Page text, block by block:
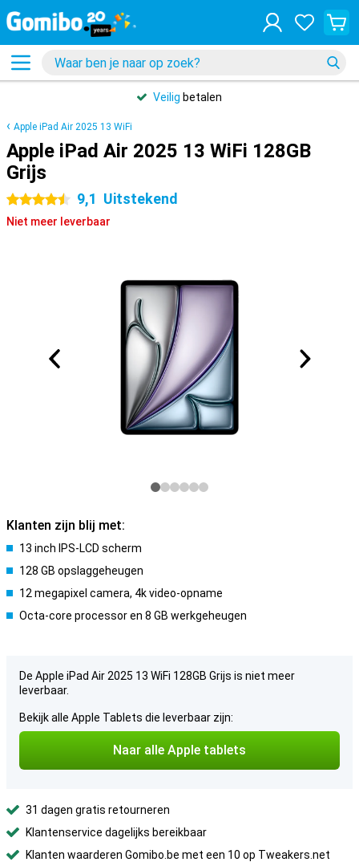
Veilig betalen
Apple iPad Air 2025 13 WiFi
Apple iPad Air 2025 13 WiFi 128GB
Grijs
4.5 sterren 9,1 Uitstekend
Niet meer leverbaar
Klanten zijn blij met:
13 inch IPS-LCD scherm
128 GB opslaggeheugen
12 megapixel camera, 4k video-opname
Octa-core processor en 8 GB werkgeheugen
De Apple iPad Air 2025 13 WiFi 128GB Grijs is niet meer
leverbaar.
Bekijk alle Apple Tablets die leverbaar zijn:
Naar alle Apple tablets
31 dagen gratis retourneren
Klantenservice dagelijks bereikbaar
Klanten waarderen Gomibo.be met een 10 op Tweakers.net